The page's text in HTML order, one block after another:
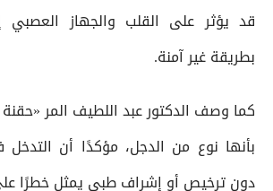
قد يؤثر على القلب والجهاز العصبي
بطريقة غير آمنة.
كما وصف الدكتور عبد اللطيف المر
بأنها نوع من الدجل، مؤكدًا أن
دون ترخيص أو إشراف طبي يمثل خطرًا